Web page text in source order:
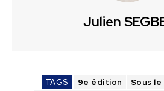
Julien
TAGS 9e édition
Sous